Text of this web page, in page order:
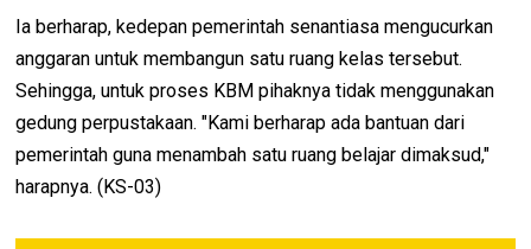
Ia berharap, kedepan pemerintah senantiasa mengucurkan
anggaran untuk membangun satu ruang kelas tersebut.
Sehingga, untuk proses KBM pihaknya tidak menggunakan
gedung perpustakaan. "Kami berharap ada bantuan dari
pemerintah guna menambah satu ruang belajar dimaksud,"
harapnya. (KS-03)